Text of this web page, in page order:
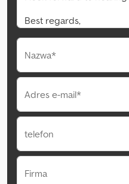
Nazwa*
Adres e-mail*
telefon
Firma